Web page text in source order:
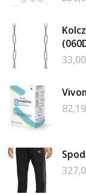
33,00
82,19